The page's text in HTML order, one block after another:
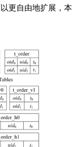
更自由地扩展，本